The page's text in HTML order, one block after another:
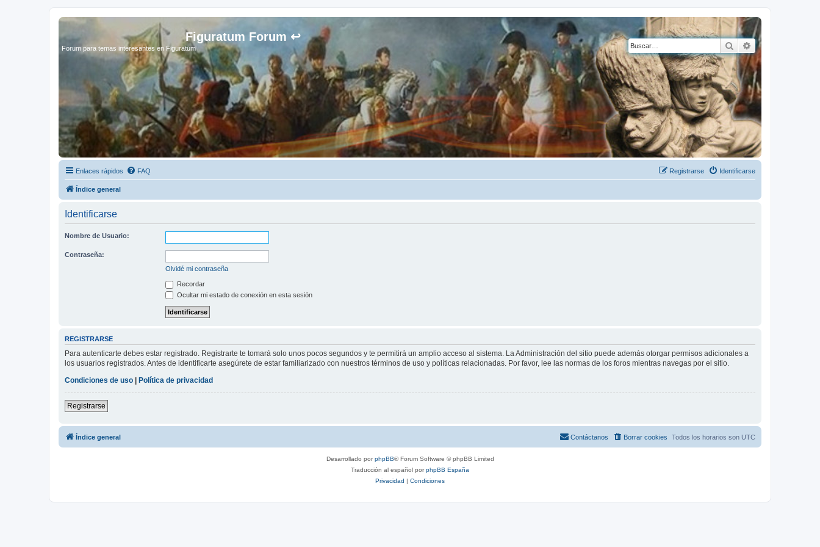
Figuratum Forum ↩
Forum para temas interesantes en Figuratum BuscarBúsqueda
Enlaces rápidos FAQ Identificarse
Registrarse
Índice general
Identificarse
Nombre de Usuario:
Contraseña:
Olvidé mi contraseña
Recordar
Ocultar mi estado de conexión en esta sesión
REGISTRARSE
Para autenticarte debes estar registrado. Registrarte te tomará solo unos pocos segundos y te permitirá un amplio acceso al sistema. La Administración del sitio puede además otorgar permisos adicionales a
los usuarios registrados. Antes de identificarte asegúrete de estar familiarizado con nuestros términos de uso y políticas relacionadas. Por favor, lee las normas de los foros mientras navegas por el sitio.
Condiciones de uso | Política de privacidad
Registrarse
Índice general Todos los horarios son UTC
Borrar cookies
Contáctanos
Desarrollado porphpBB® Forum Software © phpBB Limited
Traducción al español porphpBB España
Privacidad | Condiciones